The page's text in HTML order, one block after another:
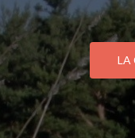
LA